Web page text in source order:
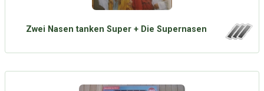
Zwei Nasen tanken Super + Die Supernasen